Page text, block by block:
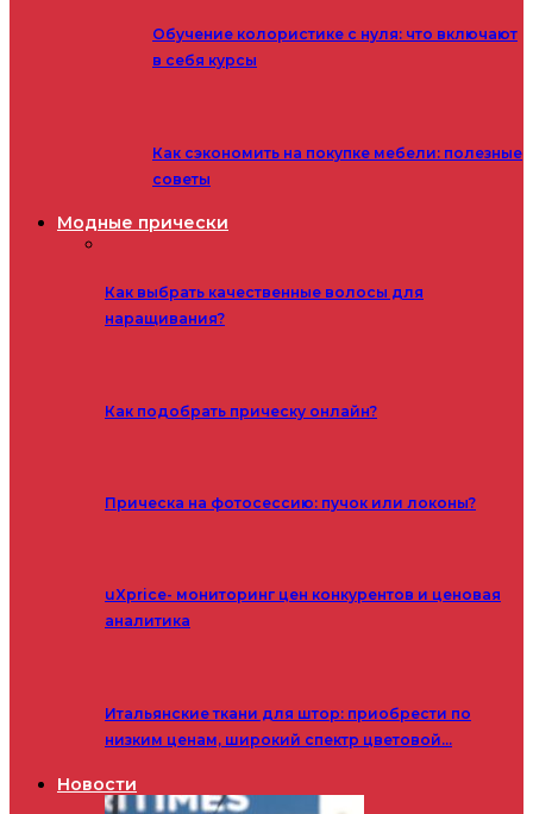
Обучение колористике с нуля: что включают
в себя курсы
Как сэкономить на покупке мебели: полезные
советы
Модные прически
Как выбрать качественные волосы для
наращивания?
Как подобрать прическу онлайн?
Прическа на фотосессию: пучок или локоны?
uXprice- мониторинг цен конкурентов и ценовая
аналитика
Итальянские ткани для штор: приобрести по
низким ценам, широкий спектр цветовой…
Новости